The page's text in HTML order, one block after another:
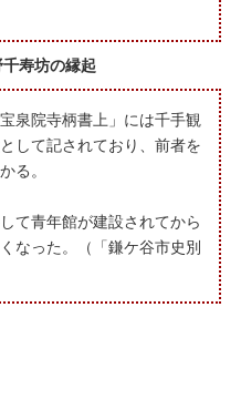
千寿坊の縁起
泉院寺柄書上」には千手観
して記されており、前者を
る。
て青年館が建設されてから
なった。（「鎌ケ谷市史別